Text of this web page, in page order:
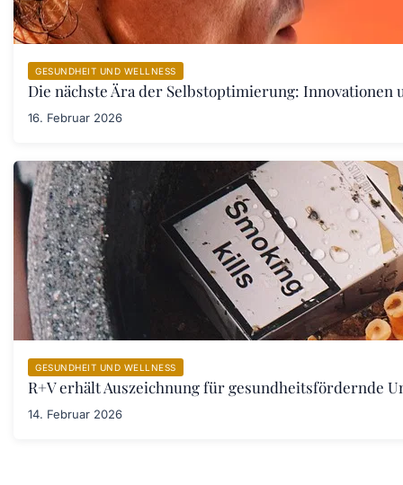
GESUNDHEIT UND WELLNESS
Die nächste Ära der Selbstoptimierung:
16. Februar 2026
GESUNDHEIT UND WELLNESS
R+V erhält Auszeichnung für gesundheitsfördernde
14. Februar 2026